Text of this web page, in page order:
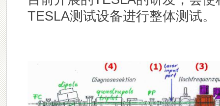
TESLA测试设备进行整体测试。